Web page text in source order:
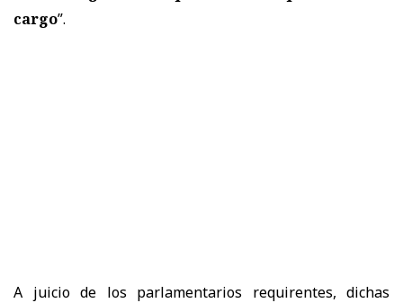
cargo”.
A juicio de los parlamentarios requirentes, dichas